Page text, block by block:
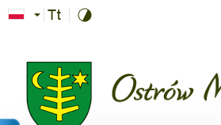
Przejdź do treści